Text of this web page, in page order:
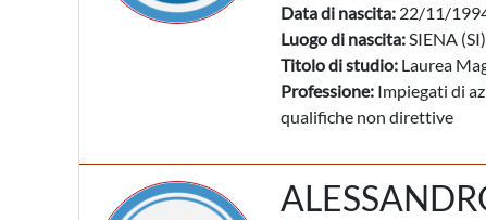
Data di nascita: 22/11/
Luogo di nascita:SIENA (SI)
Titolo di studio: Laurea
Professione: Impiegati di
qualifiche non direttive